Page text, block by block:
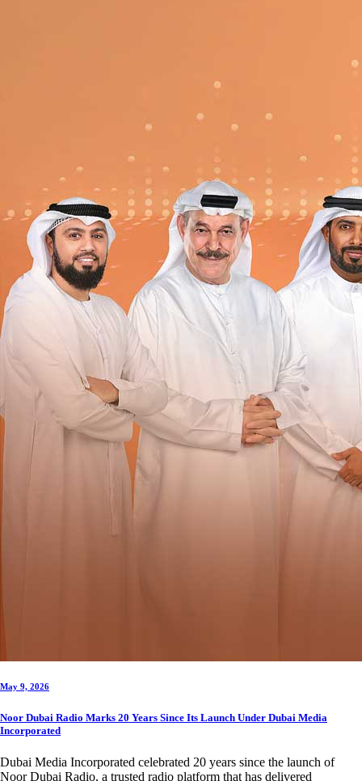
May 9, 2026
Noor Dubai Radio Marks 20 Years Since Its Launch Under Dubai Media
Incorporated
Dubai Media Incorporated celebrated 20 years since the launch of
Noor Dubai Radio, a trusted radio platform that has delivered